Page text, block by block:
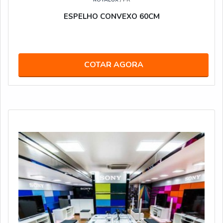
sinalização e espelho gera protocolos simples, fáceis
Cobertura angular ampla para pontos cegos
Redução de colisões e furtos por
maximiza campo útil e minimiza distorção perceptível.
Eu recomendo o espelho convexo 50 cm como
solução prática: implantação rápida, treinamento
mínimo e impacto imediato na redução de riscos e
melhoria da visibilidade.
ACABAMENTOS E BORDA EM BORRACHA:
ESPELHO CONVEXO 60CM
COTAR AGORA